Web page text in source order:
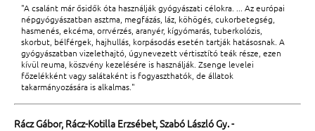
"A csalánt már ősidők óta használják gyógyászati célokra. ... Az európai
népgyógyászatban asztma, megfázás, láz, köhögés, cukorbetegség,
hasmenés, ekcéma, orrvérzés, aranyér, kígyómarás, tuberkolózis,
skorbut, bélférgek, hajhullás, korpásodás esetén tartják hatásosnak. A
gyógyászatban vizelethajtó, úgynevezett vértisztító teák része, ezen
kívül reuma, köszvény kezelésére is használják. Zsenge levelei
főzelékként vagy salátaként is fogyaszthatók, de állatok
takarmányozására is alkalmas."
Rácz Gábor, Rácz-Kotilla Erzsébet, Szabó László Gy. -